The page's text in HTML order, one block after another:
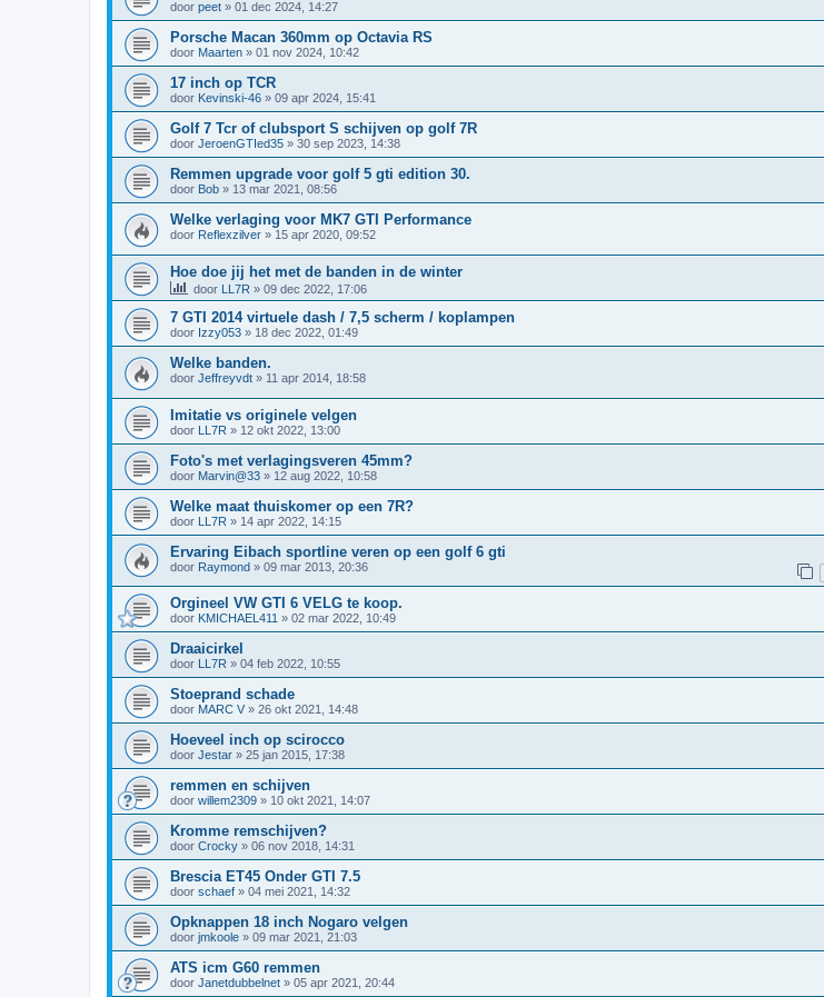
door peet » 01 dec 2024, 14:27
Porsche Macan 360mm op Octavia RS
door Maarten » 01 nov 2024, 10:42
17 inch op TCR
door Kevinski-46 » 09 apr 2024, 15:41
Golf 7 Tcr of clubsport S schijven op golf 7R
door JeroenGTIed35 » 30 sep 2023, 14:38
Remmen upgrade voor golf 5 gti edition 30.
door Bob » 13 mar 2021, 08:56
Welke verlaging voor MK7 GTI Performance
door Reflexzilver » 15 apr 2020, 09:52
Hoe doe jij het met de banden in de winter
door LL7R » 09 dec 2022, 17:06
7 GTI 2014 virtuele dash / 7,5 scherm / koplampen
door Izzy053 » 18 dec 2022, 01:49
Welke banden.
door Jeffreyvdt » 11 apr 2014, 18:58
Imitatie vs originele velgen
door LL7R » 12 okt 2022, 13:00
Foto's met verlagingsveren 45mm?
door Marvin@33 » 12 aug 2022, 10:58
Welke maat thuiskomer op een 7R?
door LL7R » 14 apr 2022, 14:15
Ervaring Eibach sportline veren op een golf 6 gti
door Raymond » 09 mar 2013, 20:36
Orgineel VW GTI 6 VELG te koop.
door KMICHAEL411 » 02 mar 2022, 10:49
Draaicirkel
door LL7R » 04 feb 2022, 10:55
Stoeprand schade
door MARC V » 26 okt 2021, 14:48
Hoeveel inch op scirocco
door Jestar » 25 jan 2015, 17:38
remmen en schijven
door willem2309 » 10 okt 2021, 14:07
Kromme remschijven?
door Crocky » 06 nov 2018, 14:31
Brescia ET45 Onder GTI 7.5
door schaef » 04 mei 2021, 14:32
Opknappen 18 inch Nogaro velgen
door jmkoole » 09 mar 2021, 21:03
ATS icm G60 remmen
door Janetdubbelnet » 05 apr 2021, 20:44